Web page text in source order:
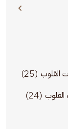
القلوب (25)
القلوب (24)